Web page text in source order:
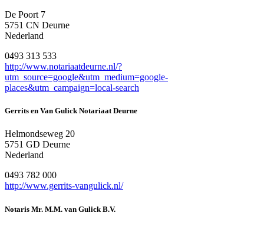
De Poort 7
5751 CN Deurne
Nederland
0493 313 533
http://www.notariaatdeurne.nl/?
utm_source=google&utm_medium=google-
places&utm_campaign=local-search
Gerrits en Van Gulick Notariaat Deurne
Helmondseweg 20
5751 GD Deurne
Nederland
0493 782 000
http://www.gerrits-vangulick.nl/
Notaris Mr. M.M. van Gulick B.V.